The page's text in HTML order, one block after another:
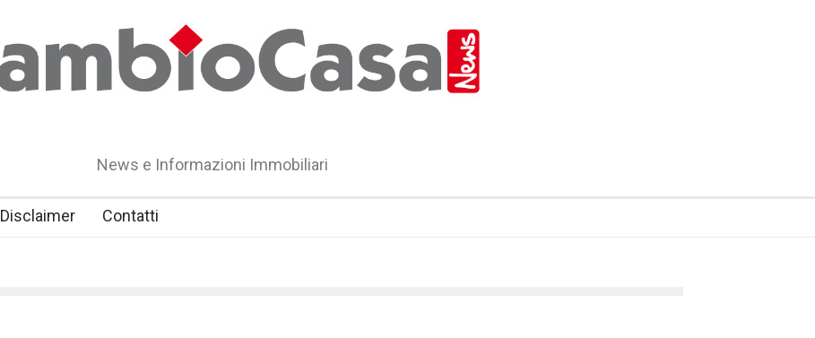
News e Informazioni Immobiliari
Disclaimer Contatti